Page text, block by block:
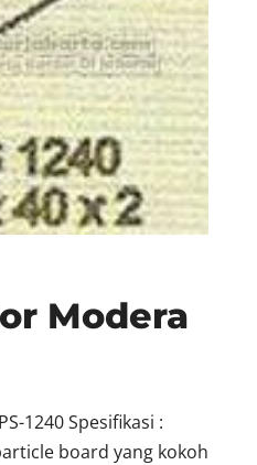
Modera
1240 Spesifikasi :
board yang kokoh